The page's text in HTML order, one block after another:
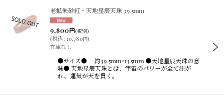
老鉱朱砂紅・天地星辰天珠 39.5mm
9,800円(税別)
(税込: 10,780円)
在庫なし
●サイズ● 約39.5mm×13.5mm ●天地星辰天珠の意
味● 天地星辰天珠とは、宇宙のパワーが全て注が
れ、運気が天を貫く。